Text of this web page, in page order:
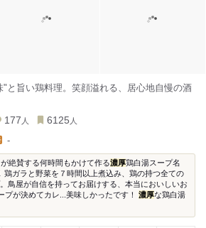
と旨い鶏料理。笑顔溢れる、居心地自慢の酒
177 人 6125 人
-
賛する何時間もかけて作る濃厚鶏白湯スープ名
鶏ガラと野菜を７時間以上煮込み、鶏の持つ全ての
鳥屋が自信を持ってお届けする、本当においしいお
プが決めてカレ...美味しかったです！ 濃厚な鶏白湯